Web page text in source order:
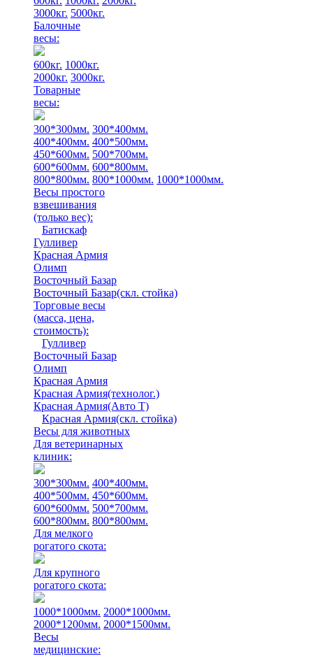
3000кг. 5000кг.
Балочные
весы:
600кг. 1000кг.
2000кг. 3000кг.
Товарные
весы:
300*300мм. 300*400мм.
400*400мм. 400*500мм.
450*600мм. 500*700мм.
600*600мм. 600*800мм.
800*800мм. 800*1000мм. 1000*1000мм.
Весы простого
взвешивания
(только вес):
Батискаф
Гулливер
Красная Армия
Олимп
Восточный Базар
Восточный Базар(скл. стойка)
Торговые весы
(масса, цена,
стоимость):
Гулливер
Восточный Базар
Олимп
Красная Армия
Красная Армия(технолог.)
Красная Армия(Авто Т)
Красная Армия(скл. стойка)
Весы для животных
Для ветеринарных
клиник:
300*300мм. 400*400мм.
400*500мм. 450*600мм.
600*600мм. 500*700мм.
600*800мм. 800*800мм.
Для мелкого
рогатого скота:
Для крупного
рогатого скота:
1000*1000мм. 2000*1000мм.
2000*1200мм. 2000*1500мм.
Весы
медицинские: